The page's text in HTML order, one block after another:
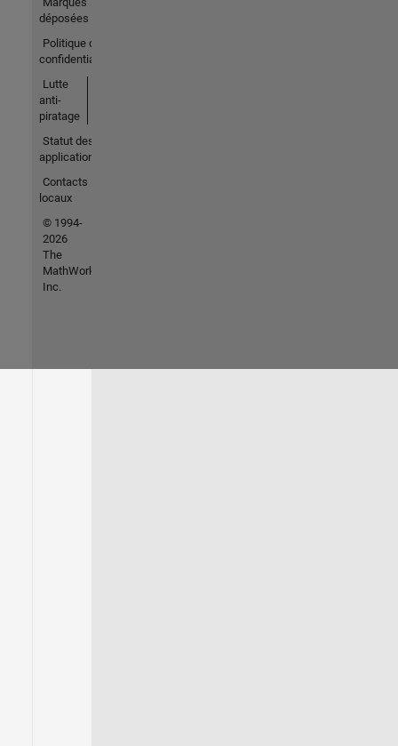
déposées
Politique de
confidentialité
Lutte
anti-
piratage
Statut des
applications
Contacts
locaux
© 1994-
2026
The
MathWorks,
Inc.